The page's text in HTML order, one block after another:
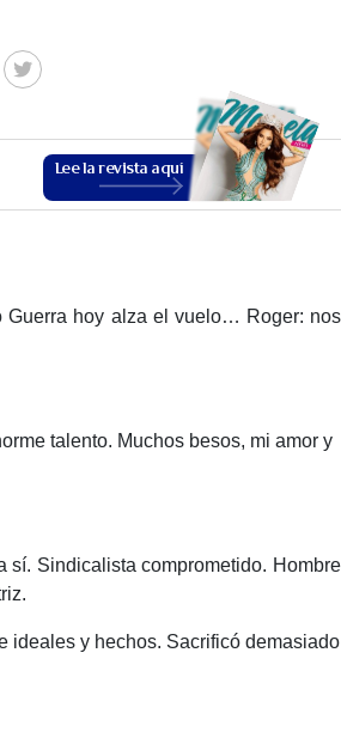
Lee la revista aquí
DE VIDA
Guerra hoy alza el vuelo… Roger: nos
talento. Muchos besos, mi amor y
sí. Sindicalista comprometido. Hombre
ideales y hechos. Sacrificó demasiado